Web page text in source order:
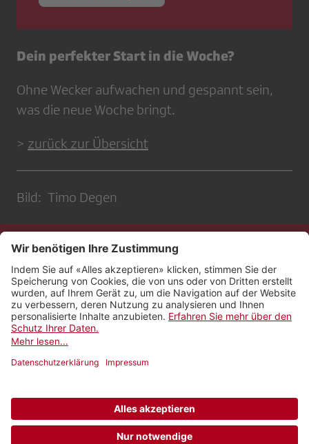
Dein perfekter Start in die Woche?
Ohne Wecker aufwachen und gespannt sein,
was die neue Woche bringt.
> zurück zur Übersicht
Bild: Timo Degen
Kontakt
Impressum
Rechtliches
Netiquette